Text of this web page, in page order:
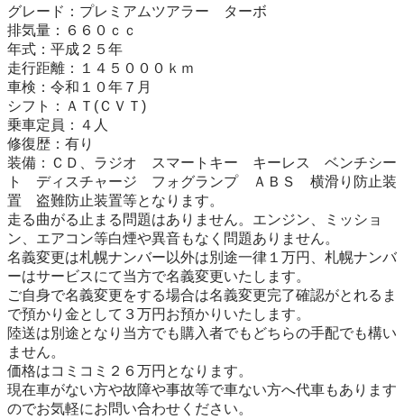
グレード：プレミアムツアラー　ターボ
排気量：６６０ｃｃ
年式：平成２５年
走行距離：１４５０００ｋｍ
車検：令和１０年７月
シフト：ＡＴ(ＣＶＴ)
乗車定員：４人
修復歴：有り
装備：ＣＤ、ラジオ　スマートキー　キーレス　ベンチシー
ト　ディスチャージ　フォグランプ　ＡＢＳ　横滑り防止装
置　盗難防止装置等となります。
走る曲がる止まる問題はありません。エンジン、ミッショ
ン、エアコン等白煙や異音もなく問題ありません。
名義変更は札幌ナンバー以外は別途一律１万円、札幌ナンバ
ーはサービスにて当方で名義変更いたします。
ご自身で名義変更をする場合は名義変更完了確認がとれるま
で預かり金として３万円お預かりいたします。
陸送は別途となり当方でも購入者でもどちらの手配でも構い
ません。
価格はコミコミ２６万円となります。
現在車がない方や故障や事故等で車ない方へ代車もあります
のでお気軽にお問い合わせください。